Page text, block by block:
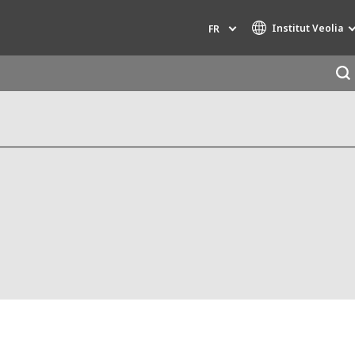
FR Institut Veolia
OFIS